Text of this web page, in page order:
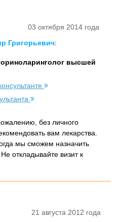
03 октября 2014 года
Григорьевич:
высшей
без личного
вам лекарства.
мы сможем назначить
откладывайте визит к
21 августа 2012 года